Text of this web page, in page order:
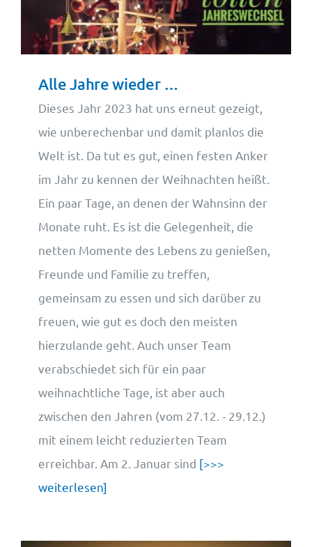
Wohnungsangebote
Kontakt
Alle Jahre wieder …
Dieses Jahr 2023 hat uns erneut gezeigt,
wie unberechenbar und damit planlos die
Welt ist. Da tut es gut, einen festen Anker
im Jahr zu kennen der Weihnachten heißt.
Ein paar Tage, an denen der Wahnsinn der
Monate ruht. Es ist die Gelegenheit, die
netten Momente des Lebens zu genießen,
Freunde und Familie zu treffen,
gemeinsam zu essen und sich darüber zu
freuen, wie gut es doch den meisten
hierzulande geht. Auch unser Team
verabschiedet sich für ein paar
weihnachtliche Tage, ist aber auch
zwischen den Jahren (vom 27.12. - 29.12.)
mit einem leicht reduzierten Team
erreichbar. Am 2. Januar sind [>>>
weiterlesen]